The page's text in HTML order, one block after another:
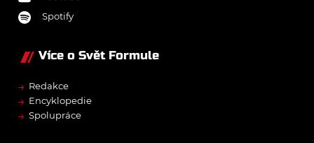
Spotify
Více o Svět Formule
→ Redakce
→ Encyklopedie
→ Spolupráce